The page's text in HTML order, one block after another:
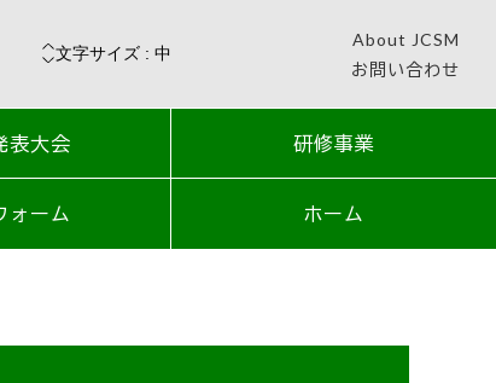
About JCSM
お問い合わせ
表大会 研修事業
ォーム ホーム